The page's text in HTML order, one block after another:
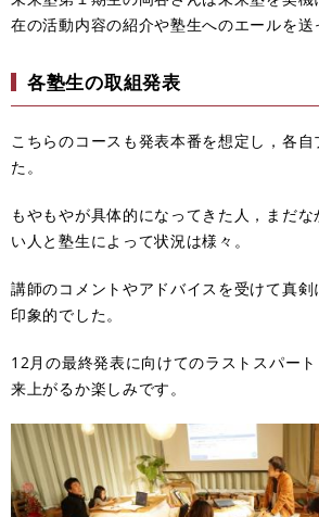
在の活動内容の紹介や塾生へのエールを送
各塾生の取組発表
こちらのコースも発表本番を想定し，各
た。
もやもやが具体的になってきた人，まだ
い人と塾生によって状況は様々。
講師のコメントやアドバイスを受けて真
印象的でした。
12月の最終発表に向けてのラストスパー
来上がるか楽しみです。